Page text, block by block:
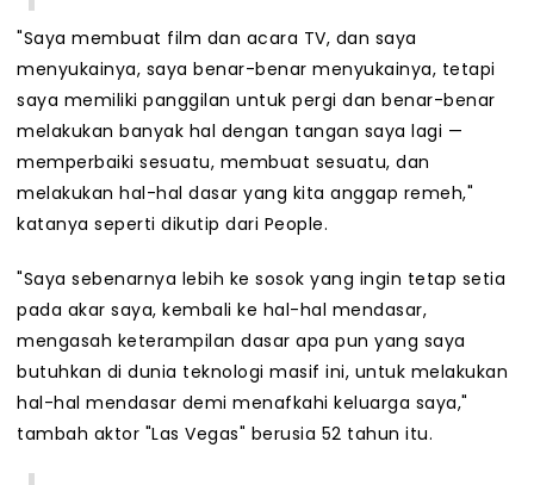
"Saya membuat film dan acara TV, dan saya
menyukainya, saya benar-benar menyukainya, tetapi
saya memiliki panggilan untuk pergi dan benar-benar
melakukan banyak hal dengan tangan saya lagi —
memperbaiki sesuatu, membuat sesuatu, dan
melakukan hal-hal dasar yang kita anggap remeh,"
katanya seperti dikutip dari People.
"Saya sebenarnya lebih ke sosok yang ingin tetap setia
pada akar saya, kembali ke hal-hal mendasar,
mengasah keterampilan dasar apa pun yang saya
butuhkan di dunia teknologi masif ini, untuk melakukan
hal-hal mendasar demi menafkahi keluarga saya,"
tambah aktor "Las Vegas" berusia 52 tahun itu.